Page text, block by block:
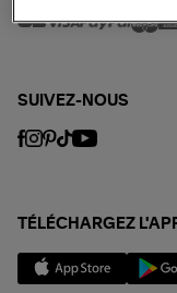
SUIVEZ-NOUS
TÉLÉCHARGEZ